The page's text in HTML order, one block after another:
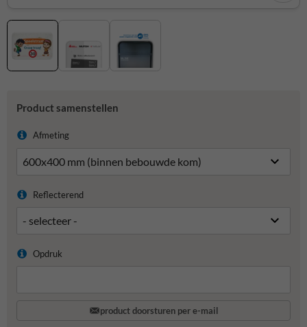
Product samenstellen
Afmeting
Reflecterend
Opdruk
product doorsturen per e-mail